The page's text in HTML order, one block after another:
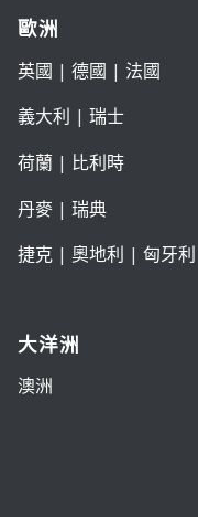
歐洲
英國 | 德國 | 法國
義大利 | 瑞士
荷蘭| 比利時
丹麥| 瑞典
捷克| 奧地利 | 匈牙利
大洋洲
澳洲